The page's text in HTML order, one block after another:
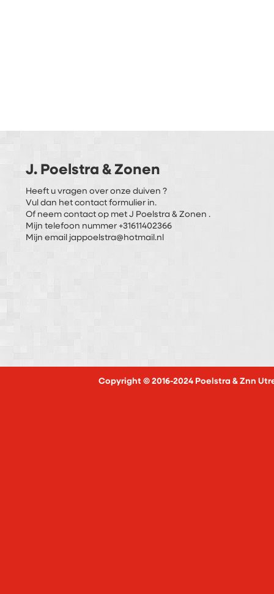
J. Poelstra & Zonen
Heeft u vragen over onze duiven ?
Vul dan het contact formulier in.
Of neem contact op met J Poelstra & Zonen .
Mijn telefoon nummer +31611402366
Mijn email jappoelstra@hotmail.nl
Copyright © 2016-2024 Poelstra & Znn